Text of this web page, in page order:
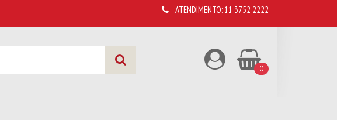
ATENDIMENTO:11 3752 2222
0